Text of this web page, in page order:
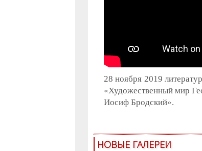
28 ноября 2019
«Художественный мир
Иосиф Бродский».
НОВЫЕ ГАЛЕРЕИ